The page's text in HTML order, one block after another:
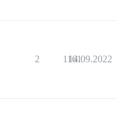
2 1161
14.09.2022